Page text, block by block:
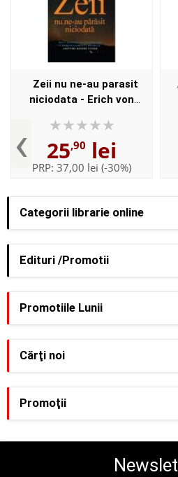
Categorii librarie online
Edituri /Promotii
‹
Zeii nu ne-au parasit
niciodata - Erich von
Dragos Tudor
25,90 lei
PRP: 37,00 lei (-30%)
Promotiile Lunii
Cărţi noi
Promoţii